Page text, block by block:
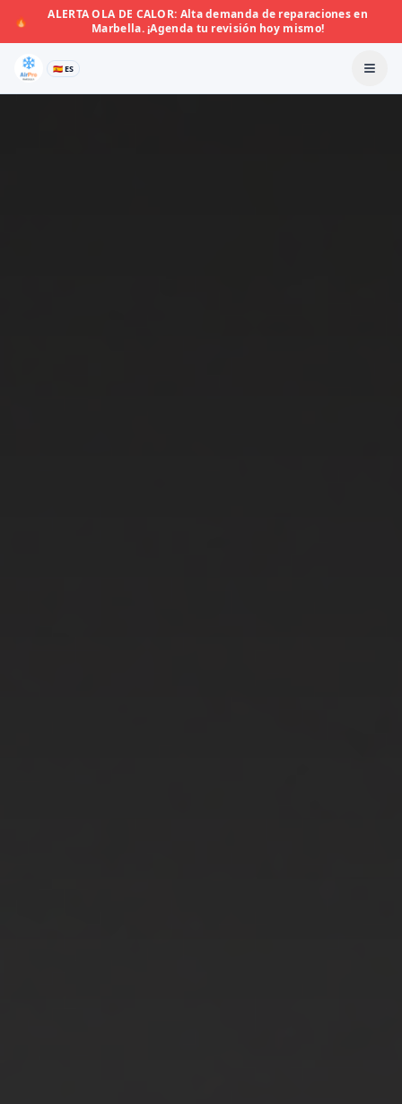
🔥
ALERTA OLA DE CALOR: Alta demanda de reparaciones en
Marbella. ¡Agenda tu revisión hoy mismo!
🇪🇸 ES